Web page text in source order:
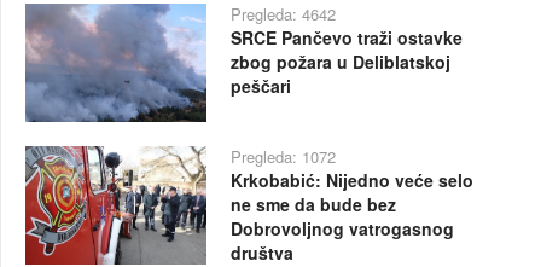
Pregleda: 4642
SRCE Pančevo traži ostavke
zbog požara u Deliblatskoj
peščari
Pregleda: 1072
Krkobabić: Nijedno veće selo
ne sme da bude bez
Dobrovoljnog vatrogasnog
društva